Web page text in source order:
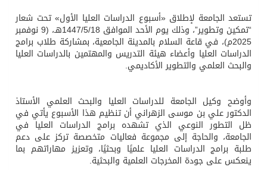
تستعد الجامعة لإطلاق «أسبوع الدراسات العليا الأول» تحت شعار
“تمكين وتطوير”، وذلك يوم الأحد الموافق 1447/5/18هـ، (9 نوفمبر
2025م)، في قاعة السلام بالمدينة الجامعية، بمشاركة طلاب برامج
الدراسات العليا وأعضاء هيئة التدريس والمهتمين بالدراسات العليا
والبحث العلمي والتطوير الأكاديمي.
وأوضح وكيل الجامعة للدراسات العليا والبحث العلمي الأستاذ
الدكتور علي بن موسى الزهراني أن تنظيم هذا الأسبوع يأتي في
ظل التطور النوعي الذي تشهده برامج الدراسات العليا في
الجامعة، والحاجة إلى مجموعة فعاليات متخصصة تركز على دعم
طلبة برامج الدراسات العليا علميًا وبحثيًا، وتعزيز مهاراتهم بما
ينعكس على جودة المخرجات العلمية والبحثية.